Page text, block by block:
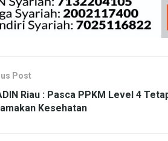
Post
Riau : Pasca PPKM Level 4
Kesehatan